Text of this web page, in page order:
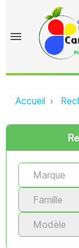
menu
Accueil
Marque
Famille
Modèle